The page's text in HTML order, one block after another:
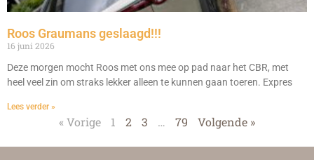
Roos Graumans geslaagd!!!
16 juni 2026
Deze morgen mocht Roos met ons mee op pad naar het CBR, met
heel veel zin om straks lekker alleen te kunnen gaan toeren. Expres
Lees verder »
« Vorige 1 2 3 … 79 Volgende »